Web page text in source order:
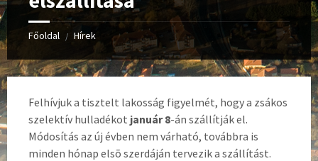
Főoldal / Hírek
Felhívjuk a tisztelt lakosság figyelmét, hogy a zsákos
szelektív hulladékot január 8-án szállítják el.
Módosítás az új évben nem várható, továbbra is
minden hónap elsõ szerdáján tervezik a szállítást.